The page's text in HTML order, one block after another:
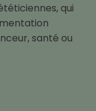
qui
santé ou